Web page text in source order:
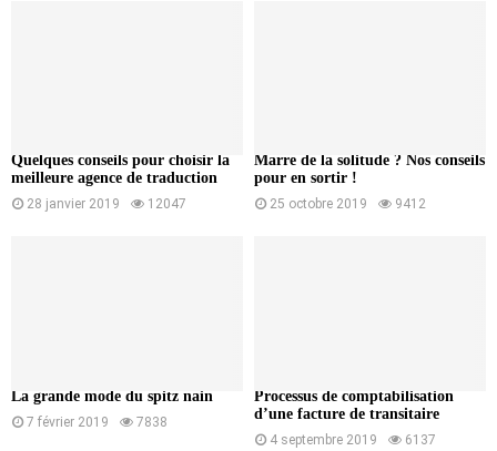
Quelques conseils pour choisir la
meilleure agence de traduction
28 janvier 2019 12047
Marre de la solitude ? Nos conseils
pour en sortir !
25 octobre 2019 9412
La grande mode du spitz nain
7 février 2019 7838
Processus de comptabilisation
d’une facture de transitaire
4 septembre 2019 6137